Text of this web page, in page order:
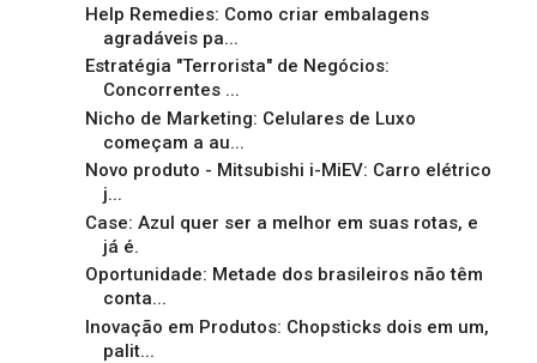
Help Remedies: Como criar embalagens
agradáveis pa...
Estratégia "Terrorista" de Negócios:
Concorrentes ...
Nicho de Marketing: Celulares de Luxo
começam a au...
Novo produto - Mitsubishi i-MiEV: Carro elétrico
j...
Case: Azul quer ser a melhor em suas rotas, e
já é.
Oportunidade: Metade dos brasileiros não têm
conta...
Inovação em Produtos: Chopsticks dois em um,
palit...